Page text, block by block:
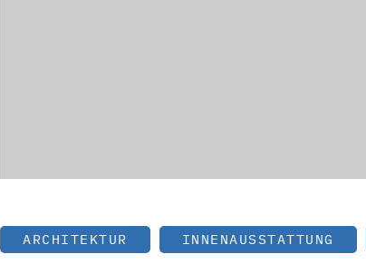
ARCHITEKTUR INNENAUSSTATTUNG